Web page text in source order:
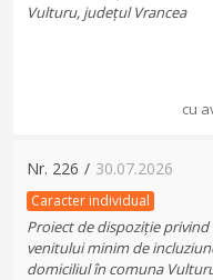
Vulturu, județul Vrancea
cu
Nr. 226 / 30.07.2026
Caracter individual
Proiect de dispoziție
venitului minim de
domiciliul în comuna